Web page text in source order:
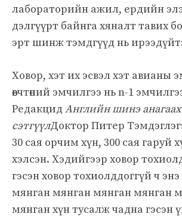
лабораторийн ажил, ердийн
дэлгүүрт байнга хяналт тавих
эрт шинж тэмдгүүд нь
Ховор, хэт их эсвэл хэт авианы
өвчтөний эмчилгээ нь n-1
Редакцид Английн шинэ
сэтгүүлДоктор Питер
30 сая орчим хүн, 300 сая гаруй хүн
хэлсэн. Хэдийгээр ховор
гэсэн ховор тохиолддоггүй ч
мянган мянган мянган мянган
мянган хүн тусалж чадна гэсэн